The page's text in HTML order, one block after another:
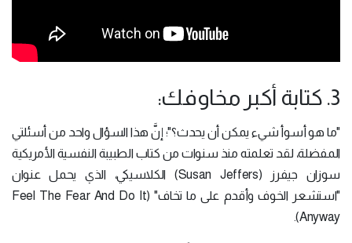
3. كتابة أكبر مخاوفك:
"ما هو أسوأ شيء يمكن أن يحدث؟"؛ إنَّ هذا السؤال واحد من أسئلتي
المفضلة، لقد تعلمته منذ سنوات من كتاب الطبيبة النفسية الأمريكية
سوزان جيفرز (Susan Jeffers) الكلاسيكي، الذي يحمل عنوان
"استشعر الخوف وأقدم على ما تخاف" (Feel The Fear And Do It
Anyway).